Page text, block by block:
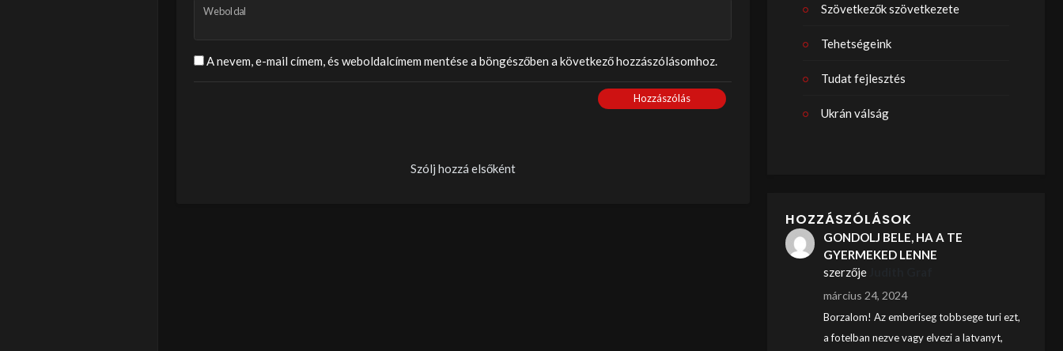
Weboldal
A nevem, e-mail címem, és weboldalcímem mentése a böngészőben a következő hozzászólásomhoz.
Hozzászólás
Szólj hozzá elsőként
Szövetkezők szövetkezete
Tehetségeink
Tudat fejlesztés
Ukrán válság
HOZZÁSZÓLÁSOK
GONDOLJ BELE, HA A TE
GYERMEKED LENNE
szerzője
március 24, 2024
Borzalom! Az emberiseg tobbsege turi ezt,
a fotelban nezve vagy elvezi a latvanyt,